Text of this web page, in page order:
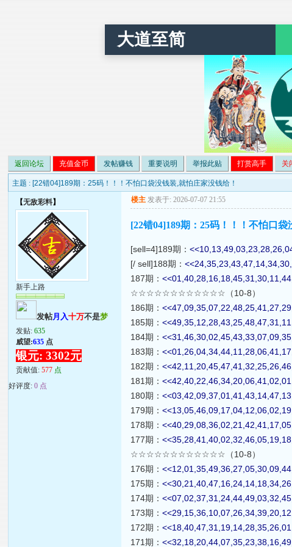
大道至简
返回论坛 充值金币 发帖赚钱 重要说明 举报此贴 打赏高手 关
主题 : [22错04]189期：25码！！！不怕口袋没钱装,就怕庄家没钱给！
【无敌彩料】
新手上路
发帖月入十万不是梦
发贴:635
威望:635 点
银元: 3302元
贡献值:577 点
好评度:0 点
楼主 发表于: 2026-07-07 21:55
[22错04]189期：25码！！！不怕口袋
[sell=4]189期：
[/ sell]188期：
187期：
☆☆☆☆☆☆☆☆☆☆☆☆（10-8）
186期：
185期：
184期：
183期：
182期：
181期：
180期：
179期：
178期：
177期：
☆☆☆☆☆☆☆☆☆☆☆☆（10-8）
176期：
175期：
174期：
173期：
172期：
171期：